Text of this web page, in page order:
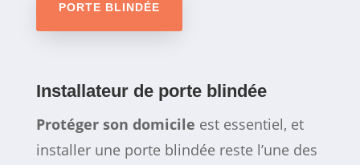
PORTE BLINDÉE
Installateur de porte blindée
Protéger son domicile est essentiel, et
installer une porte blindée reste l’une des